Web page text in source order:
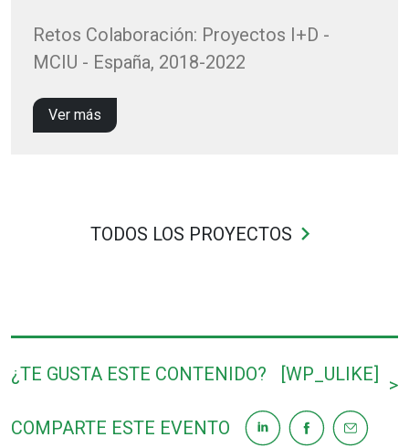
Retos Colaboración: Proyectos I+D -
MCIU - España, 2018-2022
Ver más
TODOS LOS PROYECTOS keyboard_arrow_right
¿TE GUSTA ESTE CONTENIDO? [WP_ULIKE]
>
COMPARTE ESTE EVENTO